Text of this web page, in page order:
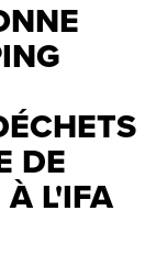
DE
À L'IFA